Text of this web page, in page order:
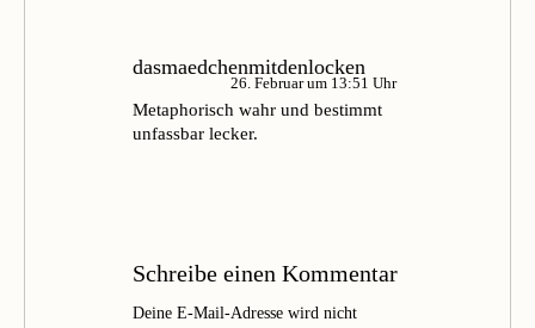
dasmaedchenmitdenlocken
26. Februar um 13:51 Uhr
Metaphorisch wahr und bestimmt
unfassbar lecker.
Schreibe einen Kommentar
Deine E-Mail-Adresse wird nicht